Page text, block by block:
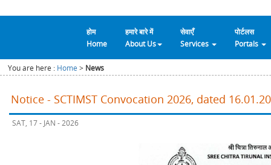
होम
Home
हमारे बारे में
About Us
सेवाएँ
Services
पोर्टलस
Portals
You are here : Home > News
Notice - SCTIMST Convocation 2026, dated
SAT, 17 - JAN - 2026